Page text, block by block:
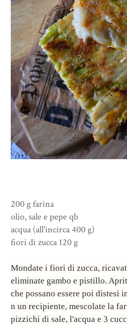
200 g farina
olio, sale e pepe qb
acqua (all'incirca 400 g)
fiori di zucca 120 g
Mondate i fiori di zucca,
eliminate gambo e pistillo.
che possano essere poi distesi
n un recipiente, mescolate la
pizzichi di sale, l'acqua e 3